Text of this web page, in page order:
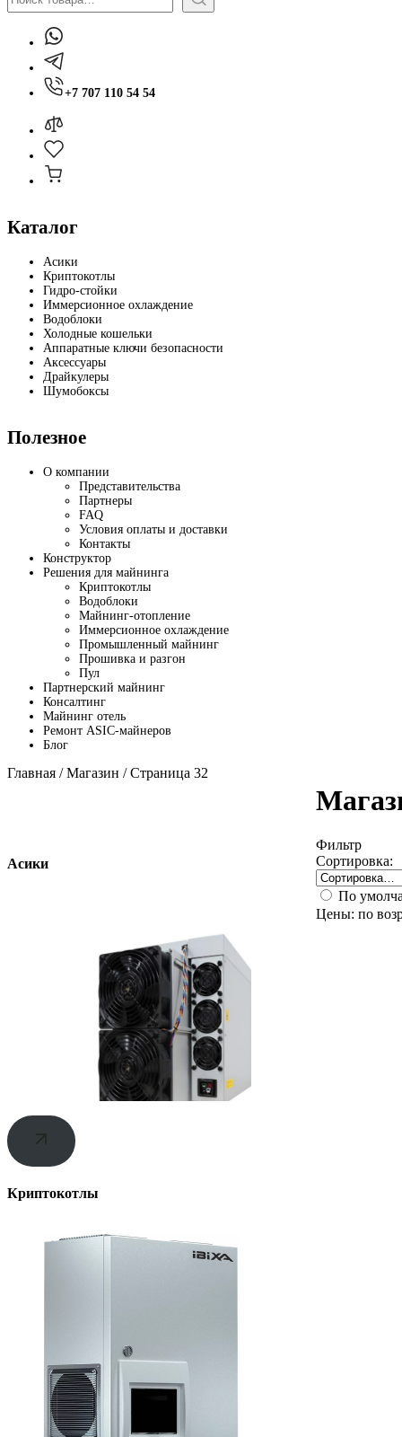
+7 707 110 54 54
Каталог
Асики
Криптокотлы
Гидро-стойки
Иммерсионное охлаждение
Водоблоки
Холодные кошельки
Аппаратные ключи безопасности
Аксессуары
Драйкулеры
Шумобоксы
Полезное
О компании
Представительства
Партнеры
FAQ
Условия оплаты и доставки
Контакты
Конструктор
Решения для майнинга
Криптокотлы
Водоблоки
Майнинг-отопление
Иммерсионное охлаждение
Промышленный майнинг
Прошивка и разгон
Пул
Партнерский майнинг
Консалтинг
Майнинг отель
Ремонт ASIC-майнеров
Блог
Главная /Магазин / Страница 32
Асики
Криптокотлы
Фильтр
Сортировка:
По
Цены: по